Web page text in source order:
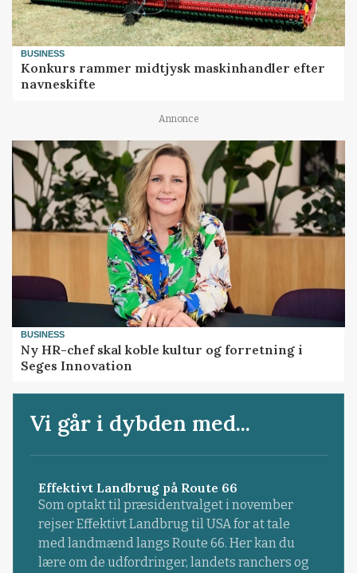
BUSINESS
Konkurs rammer midtjysk maskinhandler efter
navneskifte
Annonce
BUSINESS
Ny HR-chef skal koble kultur og forretning i
Seges Innovation
Vi går i dybden med...
Effektivt Landbrug på Route 66
Som optakt til præsidentvalget i november
rejser Effektivt Landbrug til USA for at tale
med landmænd langs Route 66. Her kan du
lære om de udfordringer, landets ranchers og